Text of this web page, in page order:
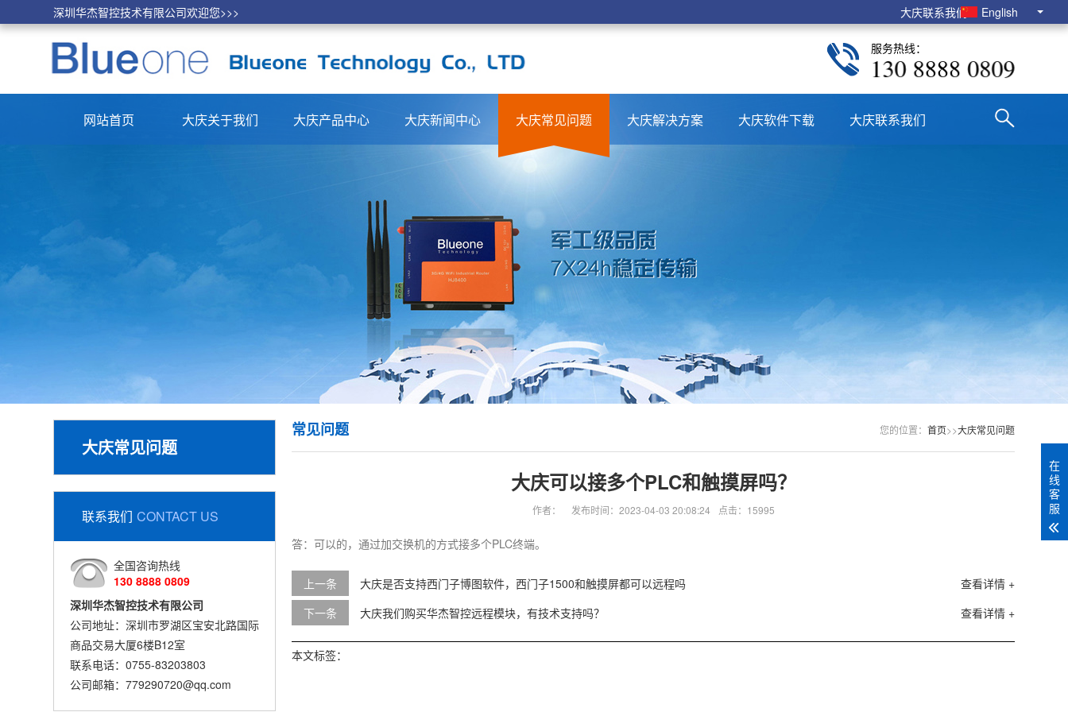
大庆联系我们 English
深圳华杰智控技术有限公司欢迎您>>>
服务热线：
130 8888 0809
网站首页 大庆关于我们 大庆产品中心 大庆新闻中心 大庆常见问题 大庆解决方案 大庆软件下载 大庆联系我们
大庆常见问题
联系我们 CONTACT US
全国咨询热线
130 8888 0809
深圳华杰智控技术有限公司
公司地址：深圳市罗湖区宝安北路国际
商品交易大厦6楼B12室
联系电话：0755-83203803
公司邮箱：779290720@qq.com
您的位置： 首页>>大庆常见问题
常见问题
大庆可以接多个PLC和触摸屏吗？
作者： 发布时间：2023-04-03 20:08:24 点击：15995
答：可以的，通过加交换机的方式接多个PLC终端。
上一条 查看详情 +
大庆是否支持西门子博图软件，西门子1500和触摸屏都可以远程吗
下一条
查看详情 +
大庆我们购买华杰智控远程模块，有技术支持吗？
本文标签：
在
线
客
服